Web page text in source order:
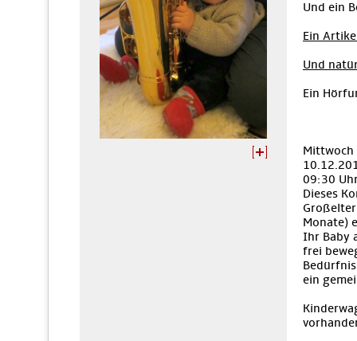
Und ein
Ein
Und
Ein
Mittwoch
09:30
Dieses
Monate)
Ihr Baby
frei
ein